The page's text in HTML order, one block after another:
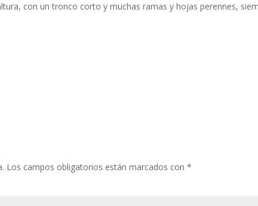
con un tronco corto y muchas ramas y hojas perennes,
Los campos obligatorios están marcados con *